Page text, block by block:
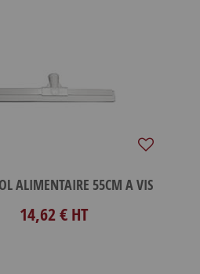
ALIMENTAIRE 55CM A VIS
14,62 € HT